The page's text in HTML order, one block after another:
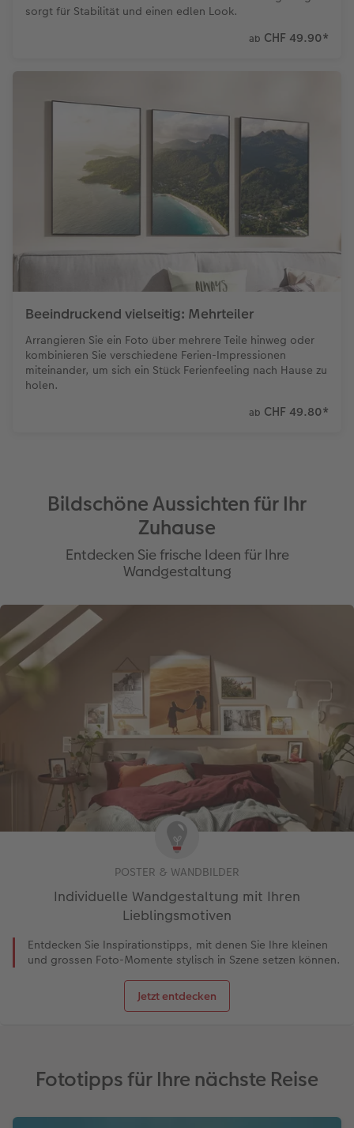
sorgt für Stabilität und einen edlen Look.
ab CHF 49.90*
Beeindruckend vielseitig: Mehrteiler
Arrangieren Sie ein Foto über mehrere Teile hinweg oder
kombinieren Sie verschiedene Ferien-Impressionen
miteinander, um sich ein Stück Ferienfeeling nach Hause zu
holen.
ab CHF 49.80*
Bildschöne Aussichten für Ihr
Zuhause
Entdecken Sie frische Ideen für Ihre
Wandgestaltung
POSTER & WANDBILDER
Individuelle Wandgestaltung mit Ihren
Lieblingsmotiven
Entdecken Sie Inspirationstipps, mit denen Sie Ihre kleinen
und grossen Foto-Momente stylisch in Szene setzen können.
Jetzt entdecken
Fototipps für Ihre nächste Reise